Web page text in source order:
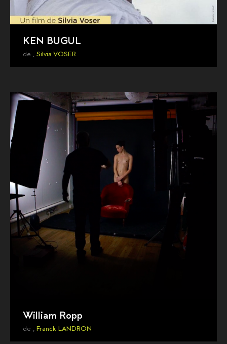
KEN BUGUL
de , Silvia VOSER
William Ropp
de , Franck LANDRON